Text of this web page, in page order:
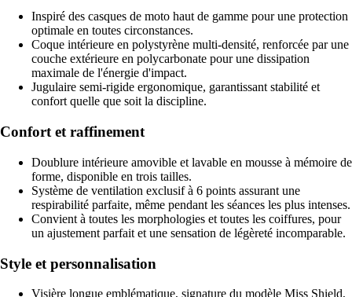
Inspiré des casques de moto haut de gamme pour une protection
optimale en toutes circonstances.
Coque intérieure en polystyrène multi-densité, renforcée par une
couche extérieure en polycarbonate pour une dissipation
maximale de l'énergie d'impact.
Jugulaire semi-rigide ergonomique, garantissant stabilité et
confort quelle que soit la discipline.
Confort et raffinement
Doublure intérieure amovible et lavable en mousse à mémoire de
forme, disponible en trois tailles.
Système de ventilation exclusif à 6 points assurant une
respirabilité parfaite, même pendant les séances les plus intenses.
Convient à toutes les morphologies et toutes les coiffures, pour
un ajustement parfait et une sensation de légèreté incomparable.
Style et personnalisation
Visière longue emblématique, signature du modèle Miss Shield,